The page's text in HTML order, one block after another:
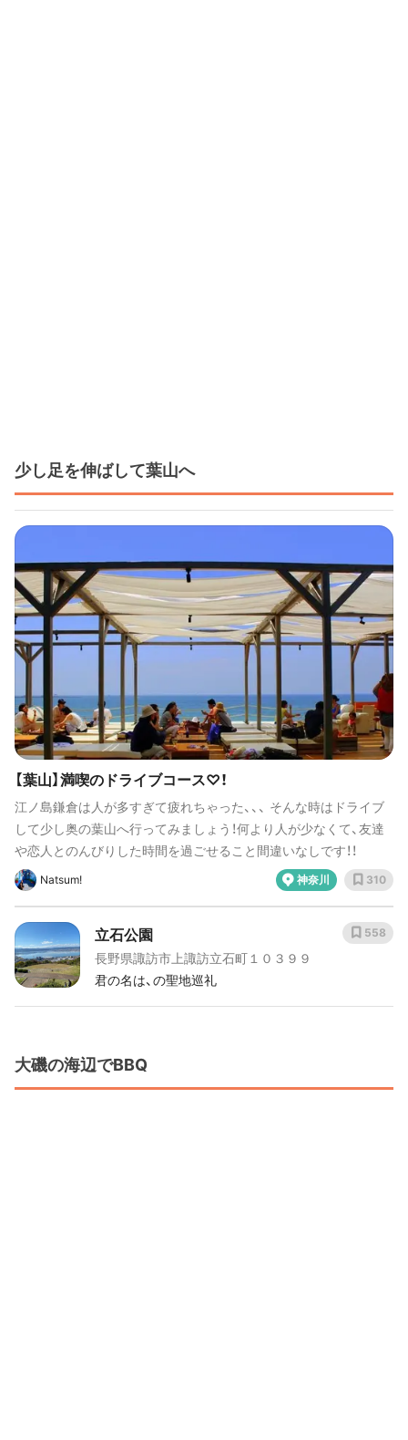
少し足を伸ばして葉山へ
【葉山】満喫のドライブコース♡！
江ノ島鎌倉は人が多すぎて疲れちゃった、、、 そんな時はドライブ
して少し奥の葉山へ行ってみましょう！何より人が少なくて、友達
や恋人とのんびりした時間を過ごせること間違いなしです！！
Natsum! 神奈川 310
立石公園
長野県諏訪市上諏訪立石町１０３９９
君の名は、の聖地巡礼
558
大磯の海辺でBBQ